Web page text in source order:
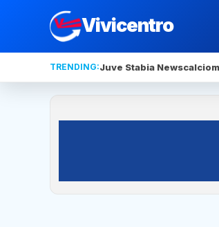
Vivicentro
TRENDING:Juve Stabia News